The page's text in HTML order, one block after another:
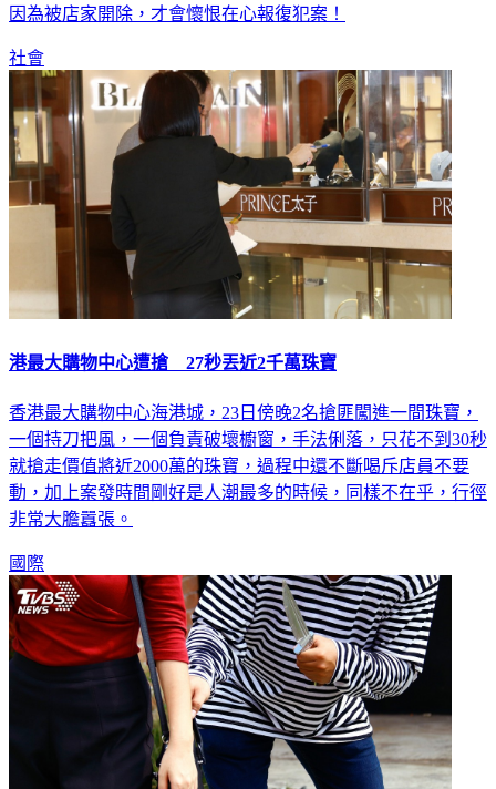
因為被店家開除，才會懷恨在心報復犯案！
社會
港最大購物中心遭搶 27秒丟近2千萬珠寶
香港最大購物中心海港城，23日傍晚2名搶匪闖進一間珠寶，
一個持刀把風，一個負責破壞櫥窗，手法俐落，只花不到30秒
就搶走價值將近2000萬的珠寶，過程中還不斷喝斥店員不要
動，加上案發時間剛好是人潮最多的時候，同樣不在乎，行徑
非常大膽囂張。
國際